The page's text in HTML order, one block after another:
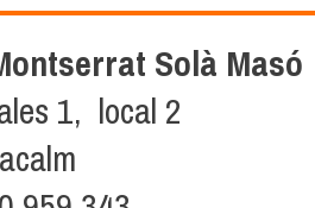
Solà Masó
1, local 2